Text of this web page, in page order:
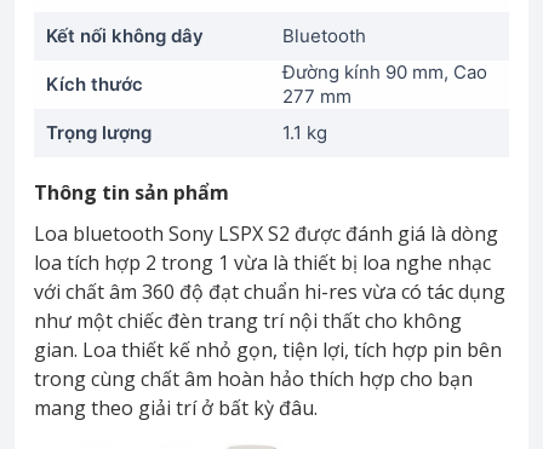
Kết nối không dây Bluetooth
Kích thước
Đường kính 90 mm, Cao
277 mm
Trọng lượng
1.1 kg
Thông tin sản phẩm
Loa bluetooth Sony LSPX S2 được đánh giá là dòng
loa tích hợp 2 trong 1 vừa là thiết bị loa nghe nhạc
với chất âm 360 độ đạt chuẩn hi-res vừa có tác dụng
như một chiếc đèn trang trí nội thất cho không
gian. Loa thiết kế nhỏ gọn, tiện lợi, tích hợp pin bên
trong cùng chất âm hoàn hảo thích hợp cho bạn
mang theo giải trí ở bất kỳ đâu.